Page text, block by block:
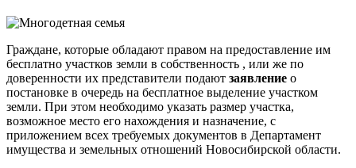
Граждане, которые обладают правом на предоставление им
бесплатно участков земли в собственность , или же по
доверенности их представители подают заявление о
постановке в очередь на бесплатное выделение участком
земли. При этом необходимо указать размер участка,
возможное место его нахождения и назначение, с
приложением всех требуемых документов в Департамент
имущества и земельных отношений Новосибирской области.